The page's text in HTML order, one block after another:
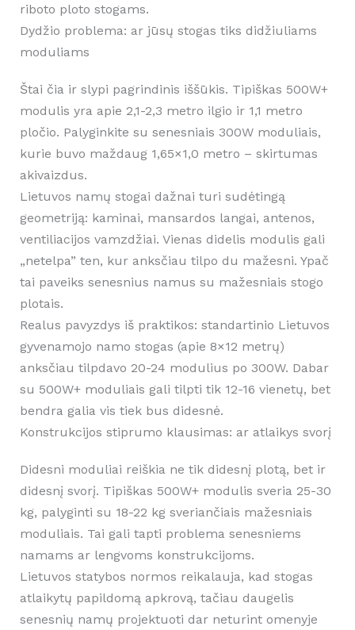
riboto ploto stogams.
Dydžio problema: ar jūsų stogas tiks didžiuliams
moduliams
Štai čia ir slypi pagrindinis iššūkis. Tipiškas 500W+
modulis yra apie 2,1-2,3 metro ilgio ir 1,1 metro
pločio. Palyginkite su senesniais 300W moduliais,
kurie buvo maždaug 1,65×1,0 metro – skirtumas
akivaizdus.
Lietuvos namų stogai dažnai turi sudėtingą
geometriją: kaminai, mansardos langai, antenos,
ventiliacijos vamzdžiai. Vienas didelis modulis gali
„netelpa” ten, kur anksčiau tilpo du mažesni. Ypač
tai paveiks senesnius namus su mažesniais stogo
plotais.
Realus pavyzdys iš praktikos: standartinio Lietuvos
gyvenamojo namo stogas (apie 8×12 metrų)
anksčiau tilpdavo 20-24 modulius po 300W. Dabar
su 500W+ moduliais gali tilpti tik 12-16 vienetų, bet
bendra galia vis tiek bus didesnė.
Konstrukcijos stiprumo klausimas: ar atlaikys svorį
Didesni moduliai reiškia ne tik didesnį plotą, bet ir
didesnį svorį. Tipiškas 500W+ modulis sveria 25-30
kg, palyginti su 18-22 kg sveriančiais mažesniais
moduliais. Tai gali tapti problema senesniems
namams ar lengvoms konstrukcijoms.
Lietuvos statybos normos reikalauja, kad stogas
atlaikytų papildomą apkrovą, tačiau daugelis
senesnių namų projektuoti dar neturint omenyje